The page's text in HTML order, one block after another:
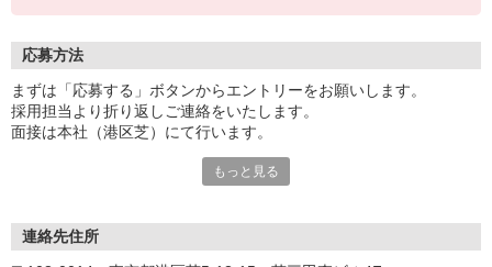
応募方法
まずは「応募する」ボタンからエントリーをお願いします。
採用担当より折り返しご連絡をいたします。
面接は本社（港区芝）にて行います。
ご来社頂く対面形式の面接だけでなく、WEB面接システムを用いた
相談ください。
もっと見る
連絡先住所